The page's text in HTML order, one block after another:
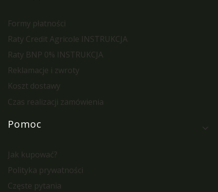
Formy płatności
Raty Credit Agricole INSTRUKCJA
Raty BNP 0% INSTRUKCJA
Reklamacje i zwroty
Koszt dostawy
Czas realizacji zamówienia
Pomoc
Jak kupować?
Polityka prywatności
Częste pytania